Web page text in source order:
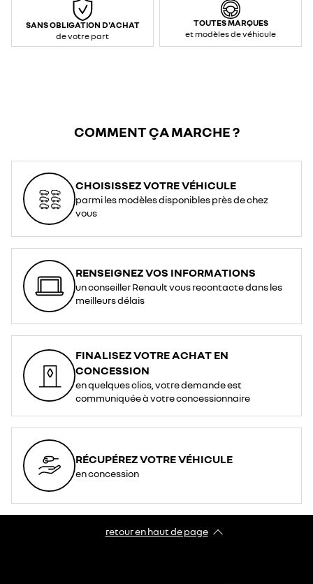
SANS OBLIGATION D'ACHAT
de votre part
TOUTES MARQUES
et modèles de véhicule
COMMENT ÇA MARCHE ?
CHOISISSEZ VOTRE VÉHICULE
parmi les modèles disponibles près de chez
vous
RENSEIGNEZ VOS INFORMATIONS
un conseiller Renault vous recontacte dans les
meilleurs délais
FINALISEZ VOTRE ACHAT EN
CONCESSION
en quelques clics, votre demande est
communiquée à votre concessionnaire
RÉCUPÉREZ VOTRE VÉHICULE
en concession
retour en haut de page​